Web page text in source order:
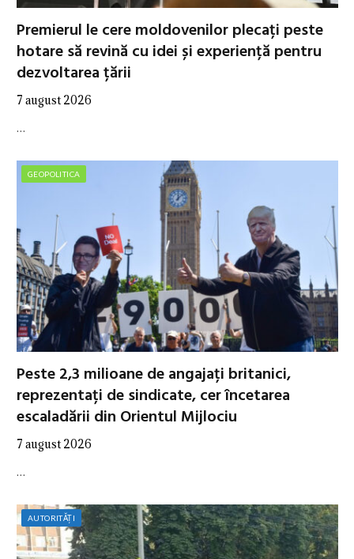
Premierul le cere moldovenilor plecați peste
hotare să revină cu idei și experiență pentru
dezvoltarea țării
7 august 2026
…
GEOPOLITICA
Peste 2,3 milioane de angajați britanici,
reprezentați de sindicate, cer încetarea
escaladării din Orientul Mijlociu
7 august 2026
…
AUTORITĂȚI